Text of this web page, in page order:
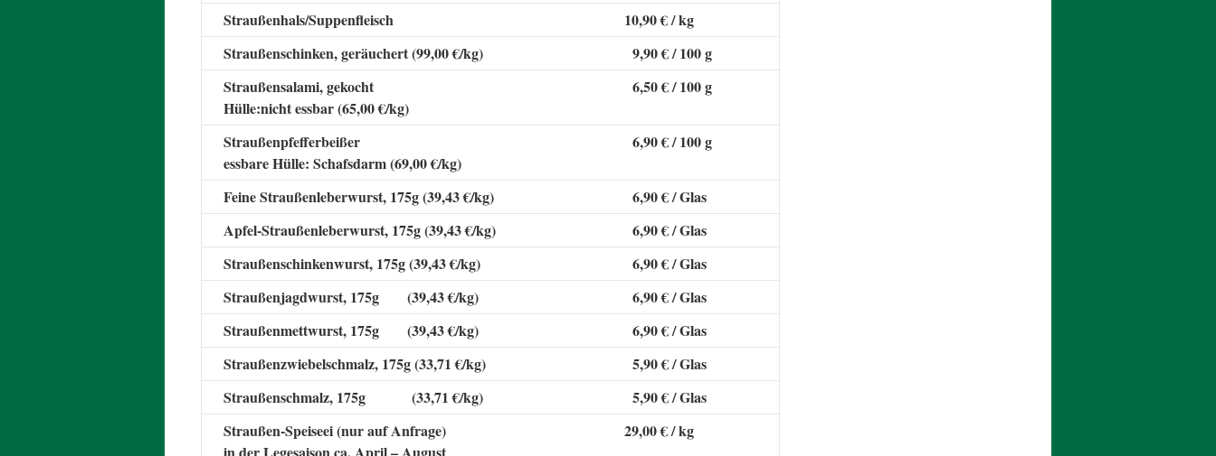
Straußenhals/Suppenfleisch
10,90 € / kg
Straußenschinken, geräuchert (99,00 €/kg)
9,90 € / 100 g
Straußensalami, gekocht
Hülle:nicht essbar (65,00 €/kg)
6,50 € / 100 g
Straußenpfefferbeißer
essbare Hülle: Schafsdarm (69,00 €/kg)
6,90 € / 100 g
Feine Straußenleberwurst, 175g (39,43 €/kg)
6,90 € / Glas
Apfel-Straußenleberwurst, 175g (39,43 €/kg)
6,90 € / Glas
Straußenschinkenwurst, 175g (39,43 €/kg)
6,90 € / Glas
Straußenjagdwurst, 175g (39,43 €/kg)
6,90 € / Glas
Straußenmettwurst, 175g (39,43 €/kg)
6,90 € / Glas
Straußenzwiebelschmalz, 175g (33,71 €/kg)
5,90 € / Glas
Straußenschmalz, 175g (33,71 €/kg)
5,90 € / Glas
Straußen-Speiseei (nur auf Anfrage)
29,00 € / kg